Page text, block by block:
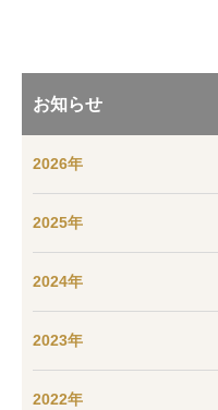
お知らせ
2026年
2025年
2024年
2023年
2022年